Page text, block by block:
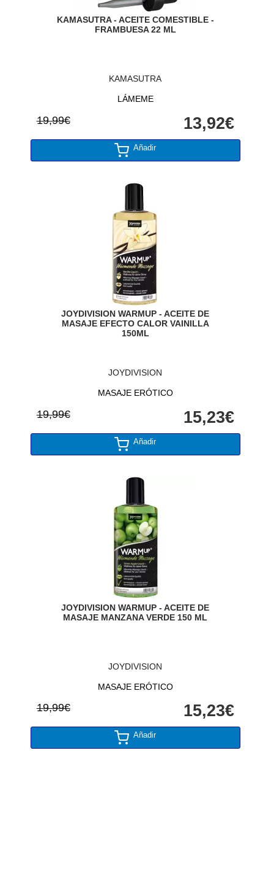
KAMASUTRA - ACEITE COMESTIBLE -
FRAMBUESA 22 ML
KAMASUTRA
LÁMEME
19,99€ 13,92€
Añadir
JOYDIVISION WARMUP - ACEITE DE
MASAJE EFECTO CALOR VAINILLA
150ML
JOYDIVISION
MASAJE ERÓTICO
19,99€ 15,23€
Añadir
JOYDIVISION WARMUP - ACEITE DE
MASAJE MANZANA VERDE 150 ML
JOYDIVISION
MASAJE ERÓTICO
19,99€ 15,23€
Añadir